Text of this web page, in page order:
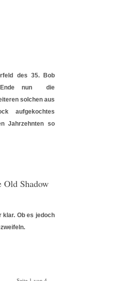
des 35. Bob
Ende nun die
solchen aus
aufgekochtes
Jahrzehnten so
Old Shadow
klar. Ob es jedoch